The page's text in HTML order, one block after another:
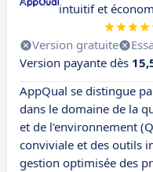
intuitif et
Version gratuite
Version payante dès
AppQual se distingue
dans le domaine de la
et de l'environnement
conviviale et des outils
gestion optimisée des